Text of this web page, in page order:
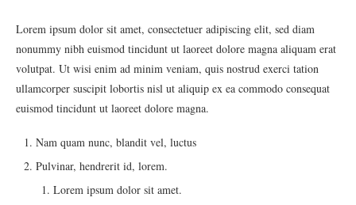
Lorem ipsum dolor sit amet, consectetuer adipiscing elit, sed diam
nonummy nibh euismod tincidunt ut laoreet dolore magna aliquam erat
volutpat. Ut wisi enim ad minim veniam, quis nostrud exerci tation
ullamcorper suscipit lobortis nisl ut aliquip ex ea commodo consequat
euismod tincidunt ut laoreet dolore magna.
Nam quam nunc, blandit vel, luctus
Pulvinar, hendrerit id, lorem.
Lorem ipsum dolor sit amet.